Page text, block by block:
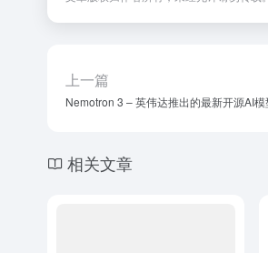
上一篇
Nemotron 3 – 英伟达推出的最新开源AI模
相关文章